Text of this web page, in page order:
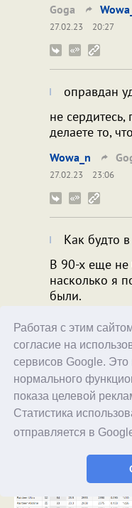
Работая с этим
согласие на
сервисов Google.
нормального
показа целевой
Статистика
отправляется в
Goga
27.02.23
20:27
оправдан
не
делаете то,
Wowa_n
27.02.23
23:06
Как будто
В 90-х еще
насколько я
были.
Рекорд Надоев
24 шт AA PKCell за
дороже
в Леруа (упаковка